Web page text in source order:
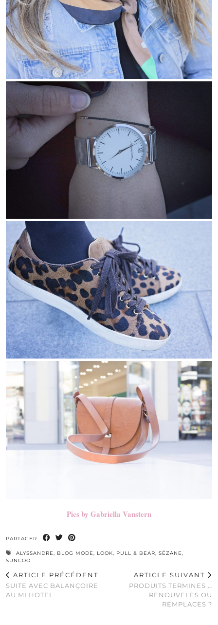
Pics by Gabriella Vanstern
PARTAGER:
ALYSSANDRE, BLOG MODE, LOOK, PULL & BEAR, SÉZANE,
SUNCOO
ARTICLE PRÉCÉDENT
SUITE AVEC BALANÇOIRE
AU MI HOTEL
ARTICLE SUIVANT
PRODUITS TERMINES …
RENOUVELES OU
REMPLACES ?